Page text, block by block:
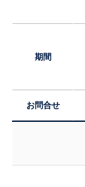
期間
お問合せ